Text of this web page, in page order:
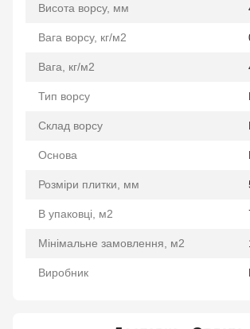
Висота ворсу, мм
Вага ворсу, кг/м2
Вага, кг/м2
Тип ворсу
Склад ворсу
Основа
Розміри плитки, мм
В упаковці, м2
Мінімальне замовлення, м2
Виробник